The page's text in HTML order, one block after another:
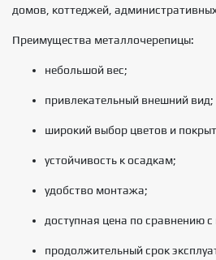
домов, коттеджей,
Преимущества металлочерепицы:
небольшой вес;
привлекательный внешний вид;
широкий выбор цветов и
устойчивость к осадкам;
удобство монтажа;
доступная цена по сравнению
продолжительный срок